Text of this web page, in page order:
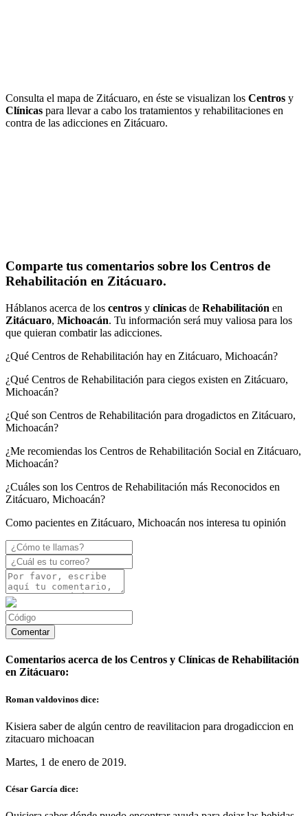
Consulta el mapa de Zitácuaro, en éste se visualizan los Centros y
Clínicas para llevar a cabo los tratamientos y rehabilitaciones en
contra de las adicciones en Zitácuaro.
Comparte tus comentarios sobre los Centros de
Rehabilitación en Zitácuaro.
Háblanos acerca de los centros y clínicas de Rehabilitación en
Zitácuaro, Michoacán. Tu información será muy valiosa para los
que quieran combatir las adicciones.
¿Qué Centros de Rehabilitación hay en Zitácuaro, Michoacán?
¿Qué Centros de Rehabilitación para ciegos existen en Zitácuaro,
Michoacán?
¿Qué son Centros de Rehabilitación para drogadictos en Zitácuaro,
Michoacán?
¿Me recomiendas los Centros de Rehabilitación Social en Zitácuaro,
Michoacán?
¿Cuáles son los Centros de Rehabilitación más Reconocidos en
Zitácuaro, Michoacán?
Como pacientes en Zitácuaro, Michoacán nos interesa tu opinión
Comentarios acerca de los Centros y Clínicas de Rehabilitación
en Zitácuaro:
Roman valdovinos dice:
Kisiera saber de algún centro de reavilitacion para drogadiccion en
zitacuaro michoacan
Martes, 1 de enero de 2019.
César García dice: